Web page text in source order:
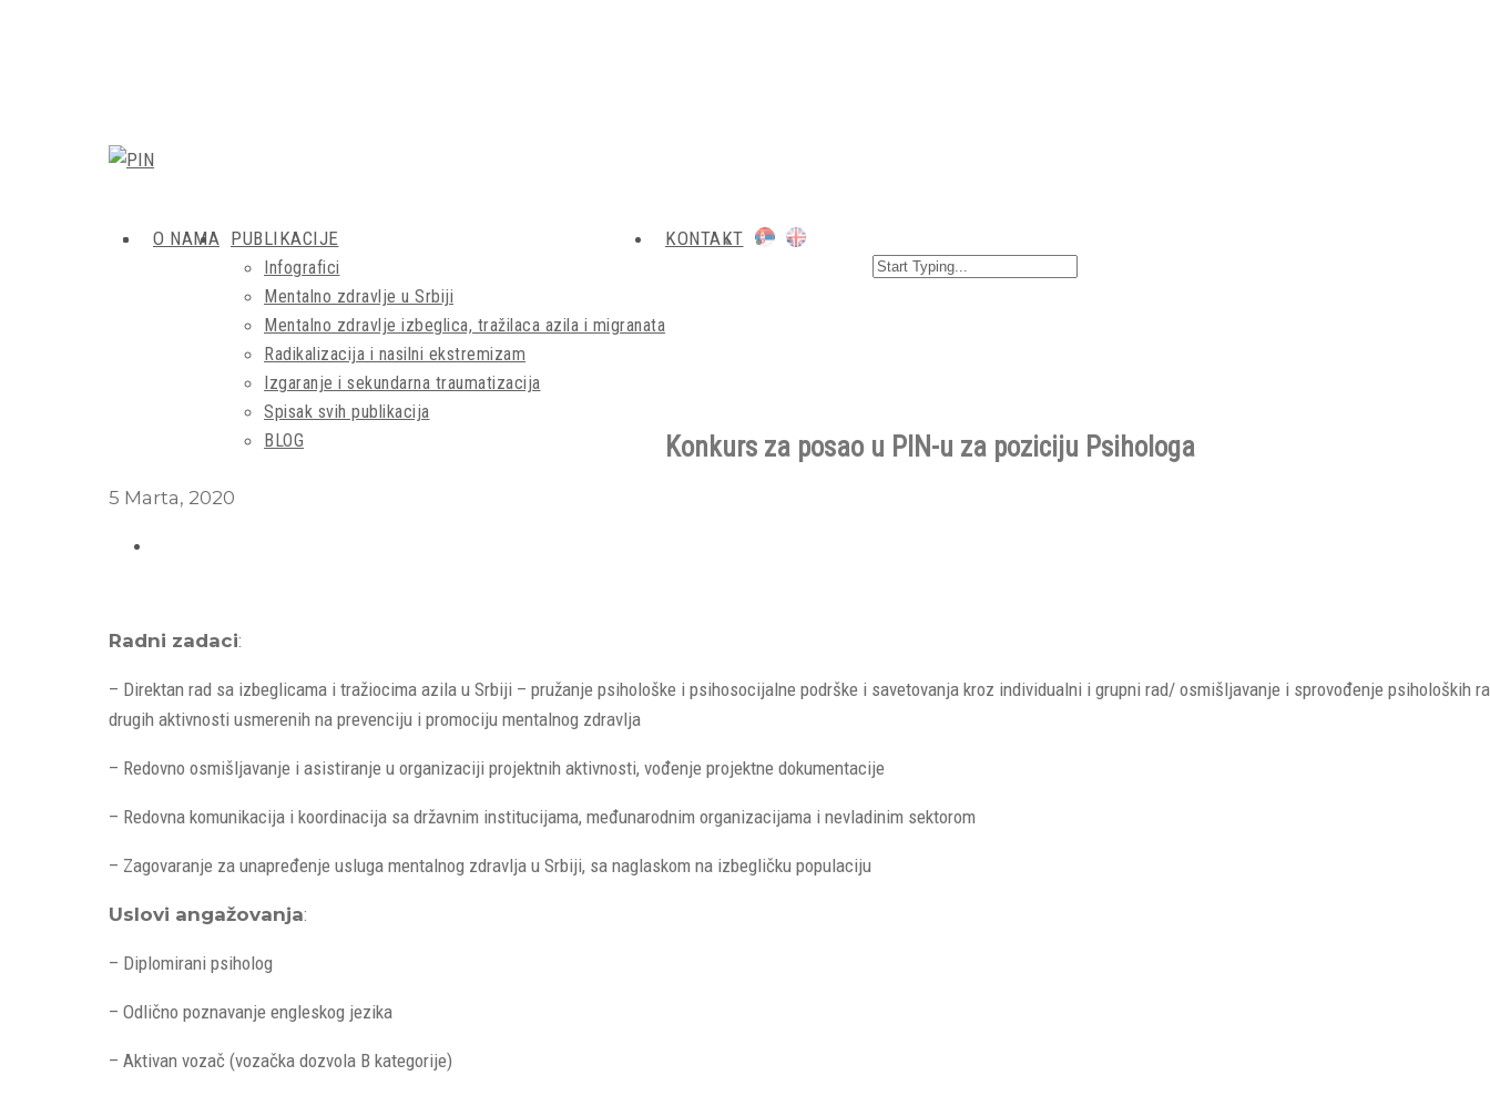
O NAMA PUBLIKACIJE
Infografici
Mentalno zdravlje u Srbiji
Mentalno zdravlje izbeglica, tražilaca azila i migranata
Radikalizacija i nasilni ekstremizam
Izgaranje i sekundarna traumatizacija
Spisak svih publikacija
BLOG
KONTAKT
Konkurs za posao u PIN-u za poziciju Psihologa
5 Marta, 2020
Radni zadaci:
– Direktan rad sa izbeglicama i tražiocima azila u Srbiji – pružanje psihološke i psihosocijalne podrške i savetovanja kroz individualni i grupni rad/ osmišljavanje i sprovođenje psiholoških
drugih aktivnosti usmerenih na prevenciju i promociju mentalnog zdravlja
– Redovno osmišljavanje i asistiranje u organizaciji projektnih aktivnosti, vođenje projektne dokumentacije
– Redovna komunikacija i koordinacija sa državnim institucijama, međunarodnim organizacijama i nevladinim sektorom
– Zagovaranje za unapređenje usluga mentalnog zdravlja u Srbiji, sa naglaskom na izbegličku populaciju
Uslovi angažovanja:
– Diplomirani psiholog
– Odlično poznavanje engleskog jezika
– Aktivan vozač (vozačka dozvola B kategorije)